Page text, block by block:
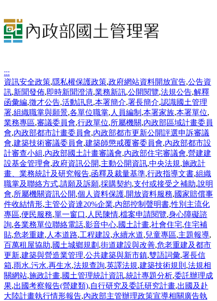
:::
資訊安全政策,隱私權保護政策,政府網站資料開放宣告,公告資
訊,新聞發佈,即時新聞澄清,業務新訊,公開閱覽,法規公告,解釋
函彙編,徵才公告,活動訊息,本署簡介,署長簡介,認識國土管理
署,組織職掌與願景,各單位職掌, 人員編制 ,本署家族,本署單位,
業務專區,審議委員會,行政單位,所屬機關,內政部區域計畫委員
會,內政部都市計畫委員會,內政部都市更新公開評選申訴審議
會,建築技術審議委員會,建築師懲戒覆審委員會,內政部都市設
計審查小組,內政部國土計畫審議會,內政部住宅審議會,營建建
設基金管理會,政府資訊公開,主動公開資訊,中央法規,施政計
畫、業務統計及研究報告,函釋及裁量基準,行政指導文書,組織
職掌及聯絡方式,請願及訴願,採購契約,支付或接受之補助,說明
會,所屬機關資訊公開,個人資料保護,開放資料服務,國家賠償事
件收結情形,主管公資達20%企業,內部控制聲明書,性別主流化
專區,便民服務,單一窗口, 人民陳情,檔案申請閱覽,身心障礙諮
詢,各業務單位聯絡電話,影音中心,國土計畫,社會住宅,住宅補
貼,危老重建, 人本道路,工程建設,永續水道,兒童專區,主題報導,
百萬租屋協助,國土城鄉規劃 ,街道建設與改善,危老重建及都市
更新,建築與營造業管理,公共建築與新市鎮,雙語詞彙,署長信
箱,雨水.污水.再生水,法規查詢,英譯法規,建築技術規則 ,法規相
關網站,施政計畫,國土管理統計資訊,統計專題分析,委託辦理成
果,出國考察報告(營建類),自行研究及委託研究計畫,出國及赴
大陸計畫執行情形報告,內政部主管辦理政策宣導相關廣告執